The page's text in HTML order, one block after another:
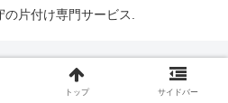
片付け専門サービス.
トップ サイドバー